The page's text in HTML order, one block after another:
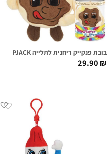
בובת פנקייק ריחנית לתלייה FLIP FLAPJACK
29.90₪